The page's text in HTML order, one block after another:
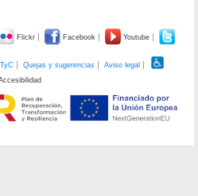
Flickr Facebook Youtube
Quejas y sugerencias
Aviso legal